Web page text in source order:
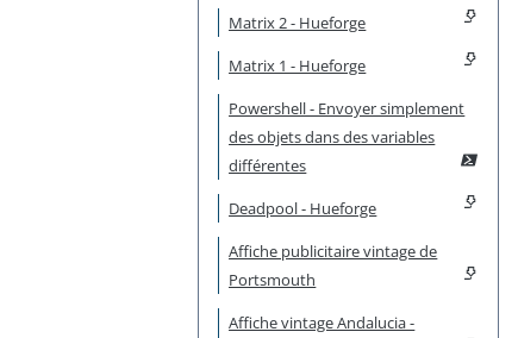
Matrix 2 - Hueforge
Matrix 1 - Hueforge
Powershell - Envoyer simplement
des objets dans des variables
différentes
Deadpool - Hueforge
Affiche publicitaire vintage de
Portsmouth
Affiche vintage Andalucia -